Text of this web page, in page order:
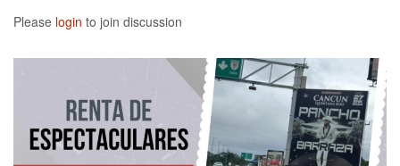
Please login to join discussion